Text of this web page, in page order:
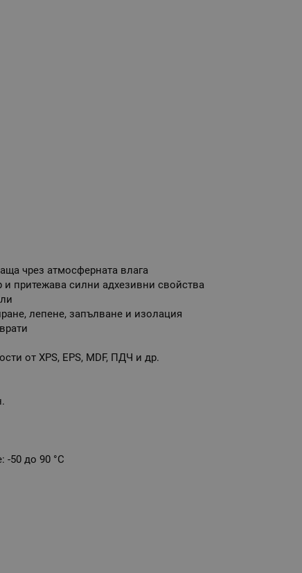
чрез атмосферната влага
притежава силни адхезивни свойства
лепене, запълване и изолация
от XPS, EPS, MDF, ПДЧ и др.
-50 до 90 °С